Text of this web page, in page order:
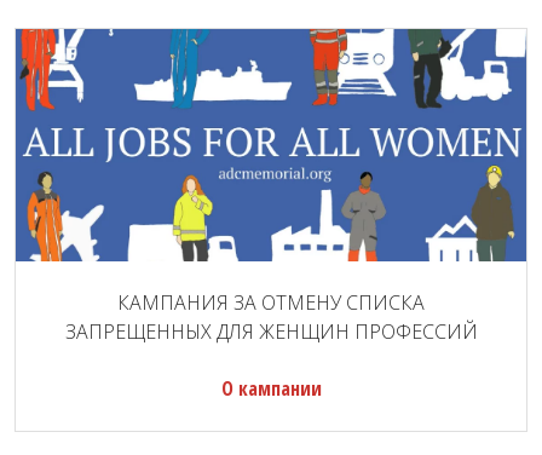
КАМПАНИЯ ЗА ОТМЕНУ СПИСКА
ЗАПРЕЩЕННЫХ ДЛЯ ЖЕНЩИН ПРОФЕССИЙ
О кампании